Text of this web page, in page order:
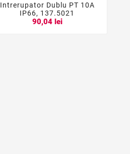
  
Intrerupator Dublu PT 10A
IP66, 137.5021
90,04 lei